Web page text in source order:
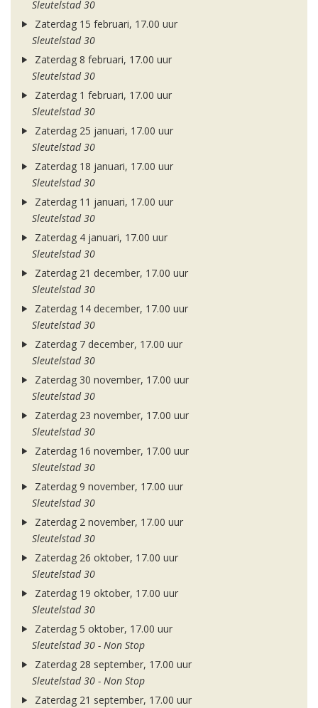
Sleutelstad 30
Zaterdag 15 februari, 17.00 uur
Sleutelstad 30
Zaterdag 8 februari, 17.00 uur
Sleutelstad 30
Zaterdag 1 februari, 17.00 uur
Sleutelstad 30
Zaterdag 25 januari, 17.00 uur
Sleutelstad 30
Zaterdag 18 januari, 17.00 uur
Sleutelstad 30
Zaterdag 11 januari, 17.00 uur
Sleutelstad 30
Zaterdag 4 januari, 17.00 uur
Sleutelstad 30
Zaterdag 21 december, 17.00 uur
Sleutelstad 30
Zaterdag 14 december, 17.00 uur
Sleutelstad 30
Zaterdag 7 december, 17.00 uur
Sleutelstad 30
Zaterdag 30 november, 17.00 uur
Sleutelstad 30
Zaterdag 23 november, 17.00 uur
Sleutelstad 30
Zaterdag 16 november, 17.00 uur
Sleutelstad 30
Zaterdag 9 november, 17.00 uur
Sleutelstad 30
Zaterdag 2 november, 17.00 uur
Sleutelstad 30
Zaterdag 26 oktober, 17.00 uur
Sleutelstad 30
Zaterdag 19 oktober, 17.00 uur
Sleutelstad 30
Zaterdag 5 oktober, 17.00 uur
Sleutelstad 30 - Non Stop
Zaterdag 28 september, 17.00 uur
Sleutelstad 30 - Non Stop
Zaterdag 21 september, 17.00 uur